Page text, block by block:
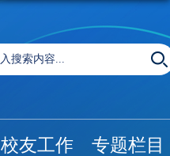
校友工作 专题栏目